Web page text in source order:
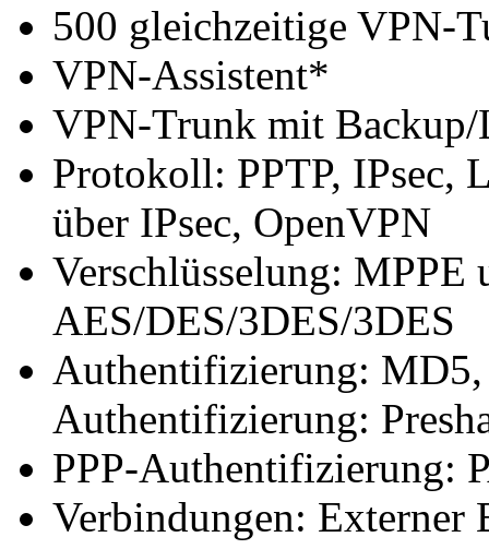
500 gleichzeitige VPN-
VPN-Assistent*
VPN-Trunk mit Backup/
Protokoll: PPTP, IPsec,
über IPsec, OpenVPN
Verschlüsselung: MPPE
AES/DES/3DES/3DES
Authentifizierung:
Authentifizierung:
PPP-Authentifizierung:
Verbindungen: